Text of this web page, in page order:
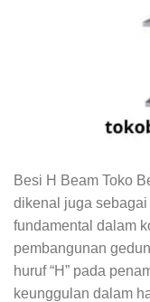
Besi H Beam Toko
dikenal juga
fundamental dalam
pembangunan
huruf “H” pada
keunggulan dalam